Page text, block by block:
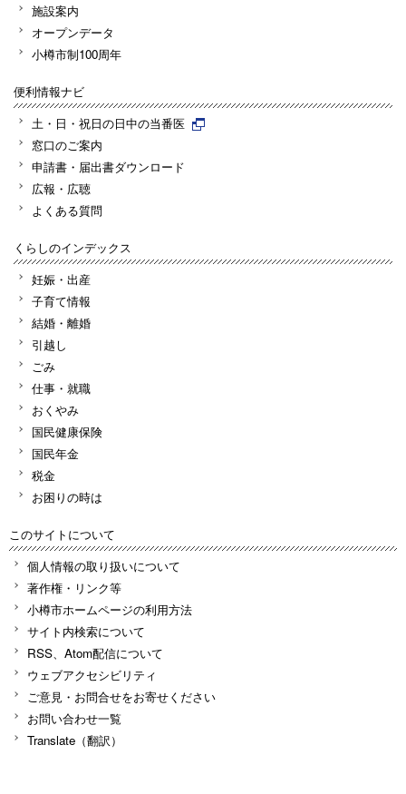
施設案内
オープンデータ
小樽市制100周年
便利情報ナビ
土・日・祝日の日中の当番医
窓口のご案内
申請書・届出書ダウンロード
広報・広聴
よくある質問
くらしのインデックス
妊娠・出産
子育て情報
結婚・離婚
引越し
ごみ
仕事・就職
おくやみ
国民健康保険
国民年金
税金
お困りの時は
このサイトについて
個人情報の取り扱いについて
著作権・リンク等
小樽市ホームページの利用方法
サイト内検索について
RSS、Atom配信について
ウェブアクセシビリティ
ご意見・お問合せをお寄せください
お問い合わせ一覧
Translate（翻訳）